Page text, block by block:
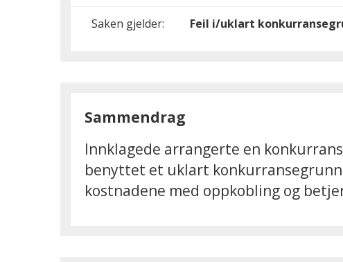
Saken gjelder: Feil i/uklart
Sammendrag
Innklagede arrangerte en
benyttet et uklart
kostnadene med oppkobling og